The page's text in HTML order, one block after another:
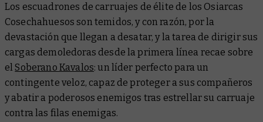
Los escuadrones de carruajes de élite de los Osiarcas
Cosechahuesos son temidos, y con razón, por la
devastación que llegan a desatar, y la tarea de dirigir sus
cargas demoledoras desde la primera línea recae sobre
elSoberano Kavalos: un líder perfecto para un
contingente veloz, capaz de proteger a sus compañeros
y abatir a poderosos enemigos tras estrellar su carruaje
contra las filas enemigas.